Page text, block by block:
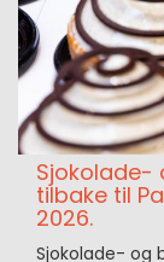
Sjokolade-
tilbake til
2026.
Sjokolade- og